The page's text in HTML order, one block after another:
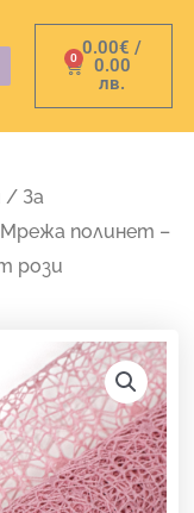
0.00€ /
0.00
лв.
0
Cart
/ За
полинет –
рози